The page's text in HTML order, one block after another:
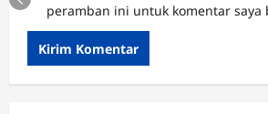
peramban ini untuk komentar saya